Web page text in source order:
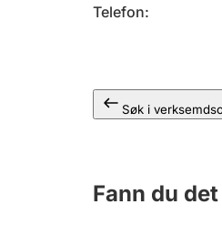
Telefon
Søk i
Fann du